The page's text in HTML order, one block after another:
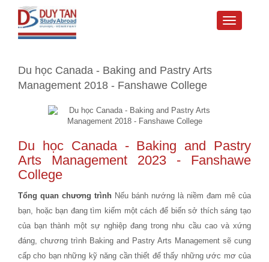
Toggle
Du học Canada - Baking and Pastry Arts
Management 2018 - Fanshawe College
Du học Canada- Baking and Pastry
Arts Management 2023 - Fanshawe
College
Tổng quan chương trình Nếu bánh nướng là niềm đam mê của
bạn, hoặc bạn đang tìm kiếm một cách để biến sở thích sáng tạo
của bạn thành một sự nghiệp đang trong nhu cầu cao và xứng
đáng, chương trình Baking and Pastry Arts Management sẽ cung
cấp cho bạn những kỹ năng cần thiết để thấy những ước mơ của